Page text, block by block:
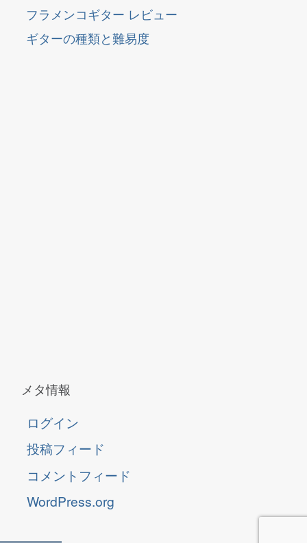
フラメンコギター レビュー
ギターの種類と難易度
メタ情報
ログイン
投稿フィード
コメントフィード
WordPress.org